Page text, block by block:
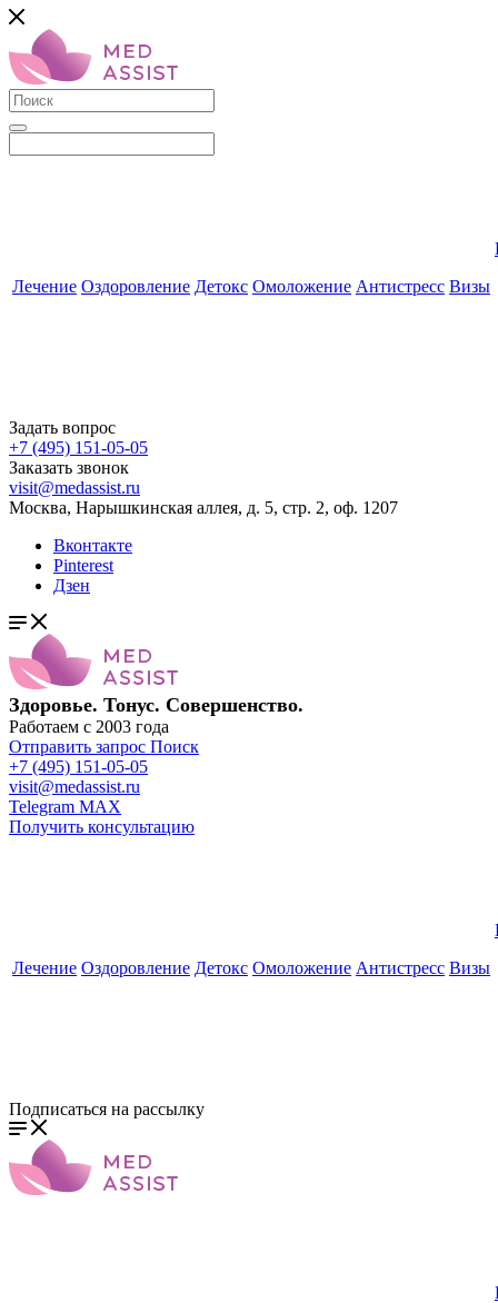
Лечение Оздоровление Детокс Омоложение Антистресс Визы
Задать вопрос
+7 (495) 151-05-05
Заказать звонок
visit@medassist.ru
Москва, Нарышкинская аллея, д. 5, стр. 2, оф. 1207
Вконтакте
Pinterest
Дзен
Здоровье. Тонус. Совершенство.
Работаем с 2003 года
Отправить запрос Поиск
+7 (495) 151-05-05
visit@medassist.ru
Telegram MAX
Получить консультацию
Лечение Оздоровление Детокс Омоложение Антистресс Визы
Подписаться на рассылку